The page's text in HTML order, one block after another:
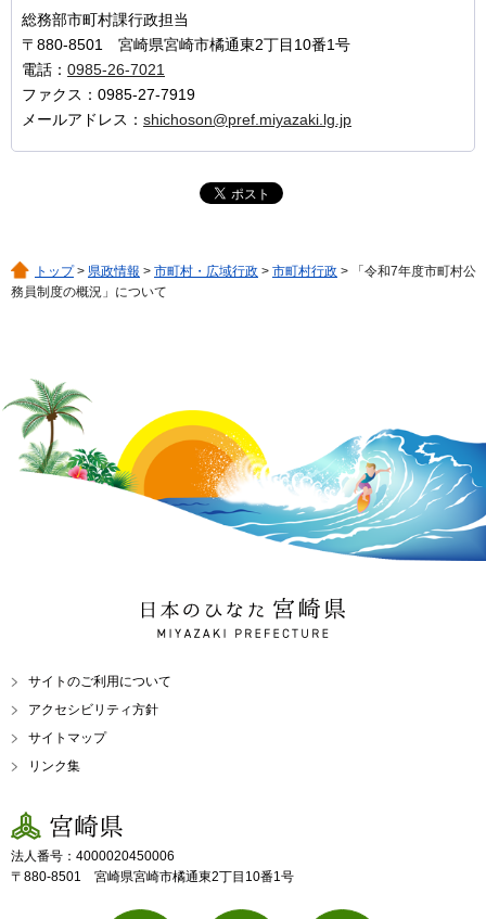
総務部市町村課行政担当
〒880-8501 宮崎県宮崎市橘通東2丁目10番1号
電話： 0985-26-7021
ファクス：0985-27-7919
メールアドレス： shichoson@pref.miyazaki.lg.jp
トップ> 県政情報 > 市町村・広域行政 > 市町村行政 > 「令和7年度市町村公
務員制度の概況」について
日本のひなた 宮崎県
MIYAZAKI PREFECTURE
サイトのご利用について
アクセシビリティ方針
サイトマップ
リンク集
宮崎県
法人番号：4000020450006
〒880-8501 宮崎県宮崎市橘通東2丁目10番1号